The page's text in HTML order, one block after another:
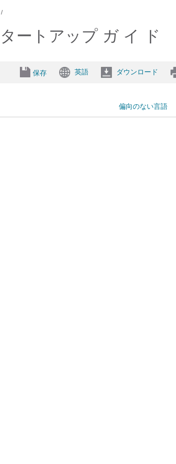
ートアップ ガ イ ド
保存 英語 ダウンロード
偏向のない言語